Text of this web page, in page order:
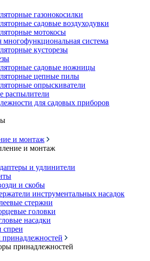
газонокосилки
садовые воздуходувки
мотокосы
многофункциональная система
кусторезы
садовые ножницы
цепные пилы
опрыскиватели
распылители
для садовых приборов
и монтаж
и монтаж
и удлинители
и скобы
инструментальных насадок
стержни
головки
насадки
спреи
принадлежностей